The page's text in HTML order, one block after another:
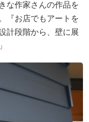
な作家さんの作品を
『お店でもアートを
計段階から、壁に展